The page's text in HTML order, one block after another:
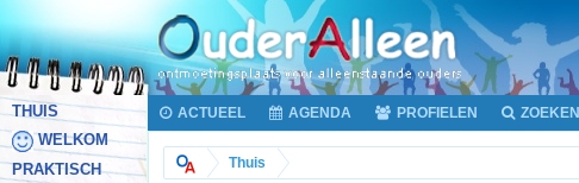
THUIS
WELKOM
PRAKTISCH
ACTUEEL AGENDA PROFIELEN ZOEKEN
Thuis